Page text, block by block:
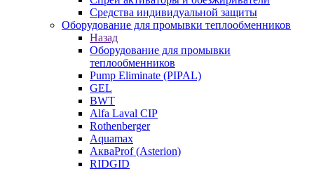
Средства индивидуальной защиты
Оборудование для промывки теплообменников
Назад
Оборудование для промывки
теплообменников
Pump Eliminate (PIPAL)
GEL
BWT
Alfa Laval CIP
Rothenberger
Aquamax
АкваProf (Asterion)
RIDGID